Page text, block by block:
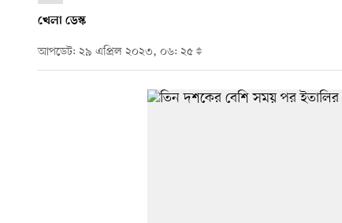
খেলা ডেস্ক
আপডেট: ২৯ এপ্রিল ২০২৩, ০৬: ২৫